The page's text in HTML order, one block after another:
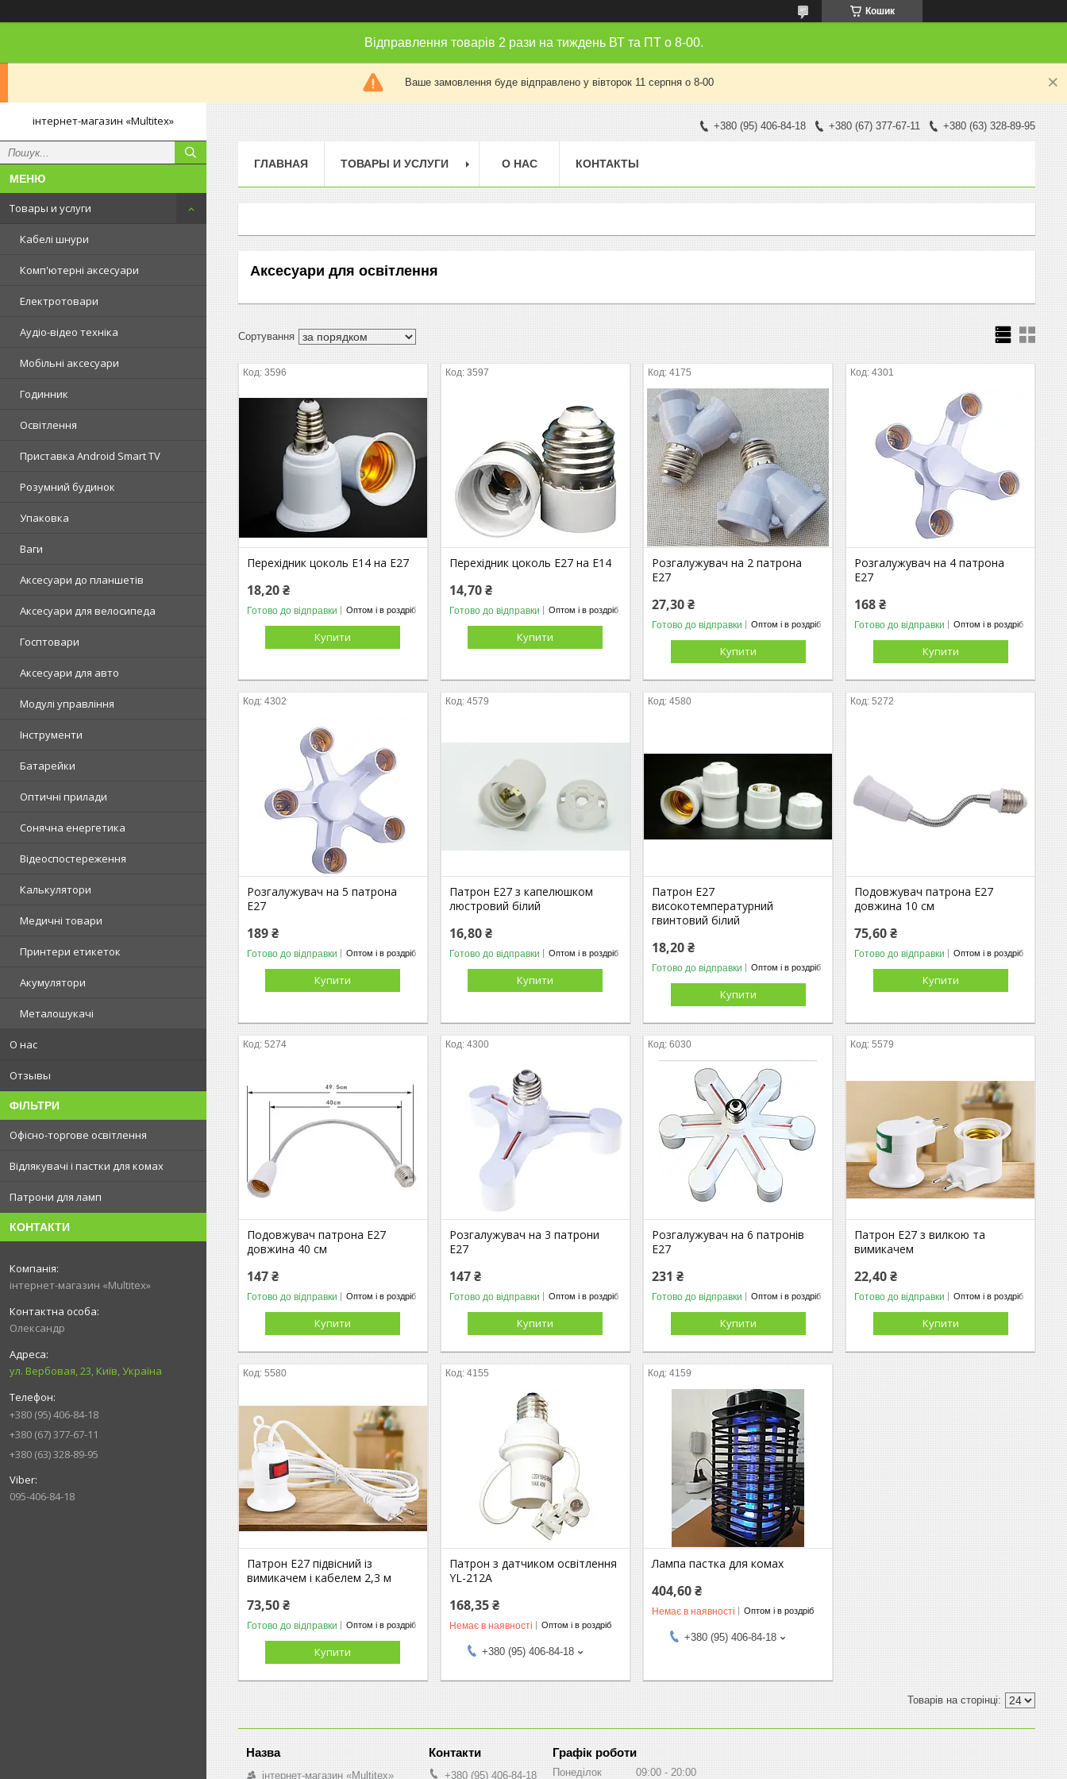
Кошик
Відправлення товарів 2 рази на тиждень ВТ та ПТ о 8-00.
Ваше замовлення буде відправлено у вівторок 11 серпня о 8-00
інтернет-магазин «Multitex»
Товары и услуги
Кабелі шнури
Комп'ютерні аксесуари
Електротовари
Аудіо-відео техніка
Мобільні аксесуари
Годинник
Освітлення
Приставка Android Smart TV
Розумний будинок
Упаковка
Ваги
Аксесуари до планшетів
Аксесуари для велосипеда
Госптовари
Аксесуари для авто
Модулі управління
Інструменти
Батарейки
Оптичні прилади
Сонячна енергетика
Відеоспостереження
Калькулятори
Медичні товари
Принтери етикеток
Акумулятори
Металошукачі
О нас
Отзывы
ФІЛЬТРИ
Офісно-торгове освітлення
Відлякувачі і пастки для комах
Патрони для ламп
КОНТАКТИ
інтернет-магазин «Multitex»
Олександр
ул. Вербовая, 23, Київ, Україна
+380 (95) 406-84-18
+380 (67) 377-67-11
+380 (63) 328-89-95
095-406-84-18
+380 (95) 406-84-18 +380 (67) 377-67-11 +380 (63) 328-89-95
ГЛАВНАЯ ТОВАРЫ И УСЛУГИ О НАС КОНТАКТЫ
Аксесуари для освітлення
3596
Перехідник цоколь E14 на E27
18,20 ₴
Готово до відправки Оптом і в роздріб
Купити
3597
Перехідник цоколь E27 на E14
14,70 ₴
Готово до відправки Оптом і в роздріб
Купити
4175
Розгалужувач на 2 патрона
E27
27,30 ₴
Готово до відправки Оптом і в роздріб
Купити
4301
Розгалужувач на 4 патрона
E27
168 ₴
Готово до відправки Оптом і в роздріб
Купити
4302
Розгалужувач на 5 патрона
E27
189 ₴
Готово до відправки Оптом і в роздріб
Купити
4579
Патрон Е27 з капелюшком
люстровий білий
16,80 ₴
Готово до відправки Оптом і в роздріб
Купити
4580
Патрон Е27
високотемпературний
гвинтовий білий
18,20 ₴
Готово до відправки Оптом і в роздріб
Купити
5272
Подовжувач патрона Е27
довжина 10 см
75,60 ₴
Готово до відправки Оптом і в роздріб
Купити
5274
Подовжувач патрона Е27
довжина 40 см
147 ₴
Готово до відправки Оптом і в роздріб
Купити
4300
Розгалужувач на 3 патрони
E27
147 ₴
Готово до відправки Оптом і в роздріб
Купити
6030
Розгалужувач на 6 патронів
E27
231 ₴
Готово до відправки Оптом і в роздріб
Купити
5579
Патрон E27 з вилкою та
вимикачем
22,40 ₴
Готово до відправки Оптом і в роздріб
Купити
5580
Патрон E27 підвісний із
вимикачем і кабелем 2,3 м
73,50 ₴
Готово до відправки Оптом і в роздріб
Купити
4155
Патрон з датчиком освітлення
YL-212A
168,35 ₴
Немає в наявності Оптом і в роздріб
+380 (95) 406-84-18
4159
Лампа пастка для комах
404,60 ₴
Немає в наявності Оптом і в роздріб
+380 (95) 406-84-18
інтернет-магазин «Multitex» +380 (95) 406-84-18
Графік роботи
Понеділок 09:00 20:00